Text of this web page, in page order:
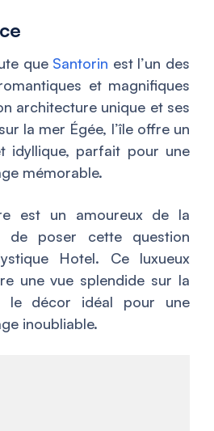
que Santorin est l’un des
et magnifiques
architecture unique et ses
la mer Égée, l’île offre un
idyllique, parfait pour une
mémorable.
est un amoureux de la
de poser cette question
Hotel. Ce luxueux
une vue splendide sur la
le décor idéal pour une
inoubliable.